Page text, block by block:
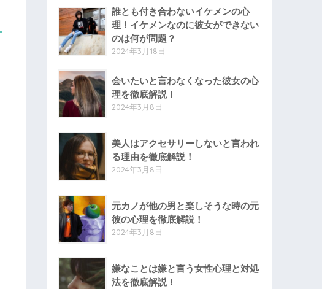
誰とも付き合わないイケメンの心
理！イケメンなのに彼女ができない
のは何が問題？
2024年3月18日
会いたいと言わなくなった彼女の心
理を徹底解説！
2024年3月8日
美人はアクセサリーしないと言われ
る理由を徹底解説！
2024年3月8日
元カノが他の男と楽しそうな時の元
彼の心理を徹底解説！
2024年3月8日
嫌なことは嫌と言う女性心理と対処
法を徹底解説！